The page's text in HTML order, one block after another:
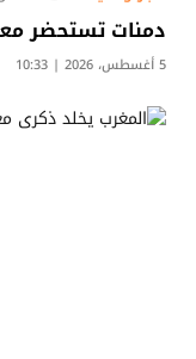
دمنات تستحضر
5 أغسطس، 2026 | 10:33